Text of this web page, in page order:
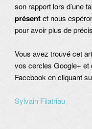
son rapport lors d’une
présentet nous
pour avoir plus de
Vous avez trouvé cet
vos cercles Google+ et
Facebook en cliquant
Sylvain Filatriau